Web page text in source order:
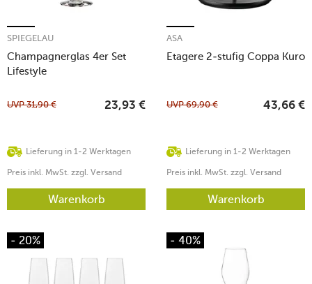
Champagnerglas 4er Set
Lifestyle
SPIEGELAU
Lieferung in 1-2 Werktagen
UVP31,90 € 23,93 €
Preis inkl. MwSt. zzgl. Versand
Warenkorb
Etagere 2-stufig Coppa Kuro
ASA
Lieferung in 1-2 Werktagen
UVP69,90 € 43,66 €
Preis inkl. MwSt. zzgl. Versand
Warenkorb
- 20% - 40%